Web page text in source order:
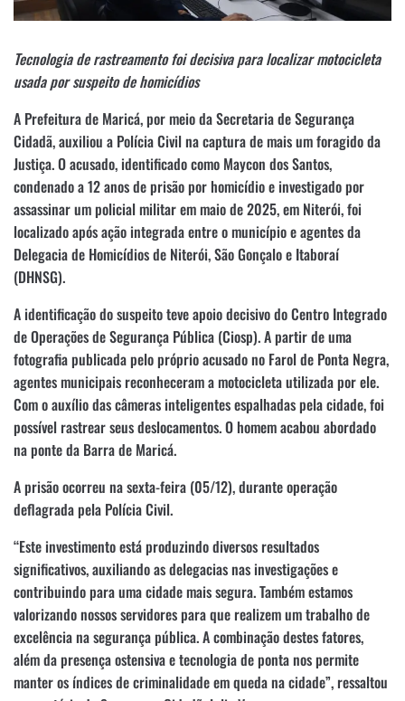
Tecnologia de rastreamento foi decisiva para localizar motocicleta
usada por suspeito de homicídios
A Prefeitura de Maricá, por meio da Secretaria de Segurança
Cidadã, auxiliou a Polícia Civil na captura de mais um foragido da
Justiça. O acusado, identificado como Maycon dos Santos,
condenado a 12 anos de prisão por homicídio e investigado por
assassinar um policial militar em maio de 2025, em Niterói, foi
localizado após ação integrada entre o município e agentes da
Delegacia de Homicídios de Niterói, São Gonçalo e Itaboraí
(DHNSG).
A identificação do suspeito teve apoio decisivo do Centro Integrado
de Operações de Segurança Pública (Ciosp). A partir de uma
fotografia publicada pelo próprio acusado no Farol de Ponta Negra,
agentes municipais reconheceram a motocicleta utilizada por ele.
Com o auxílio das câmeras inteligentes espalhadas pela cidade, foi
possível rastrear seus deslocamentos. O homem acabou abordado
na ponte da Barra de Maricá.
A prisão ocorreu na sexta-feira (05/12), durante operação
deflagrada pela Polícia Civil.
“Este investimento está produzindo diversos resultados
significativos, auxiliando as delegacias nas investigações e
contribuindo para uma cidade mais segura. Também estamos
valorizando nossos servidores para que realizem um trabalho de
excelência na segurança pública. A combinação destes fatores,
além da presença ostensiva e tecnologia de ponta nos permite
manter os índices de criminalidade em queda na cidade”, ressaltou